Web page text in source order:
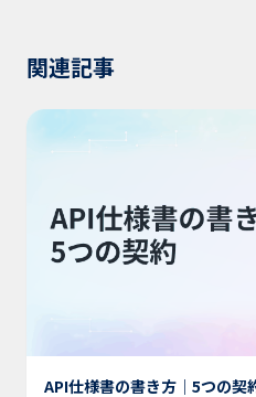
関連記事
API仕様書の書き方｜5つの契